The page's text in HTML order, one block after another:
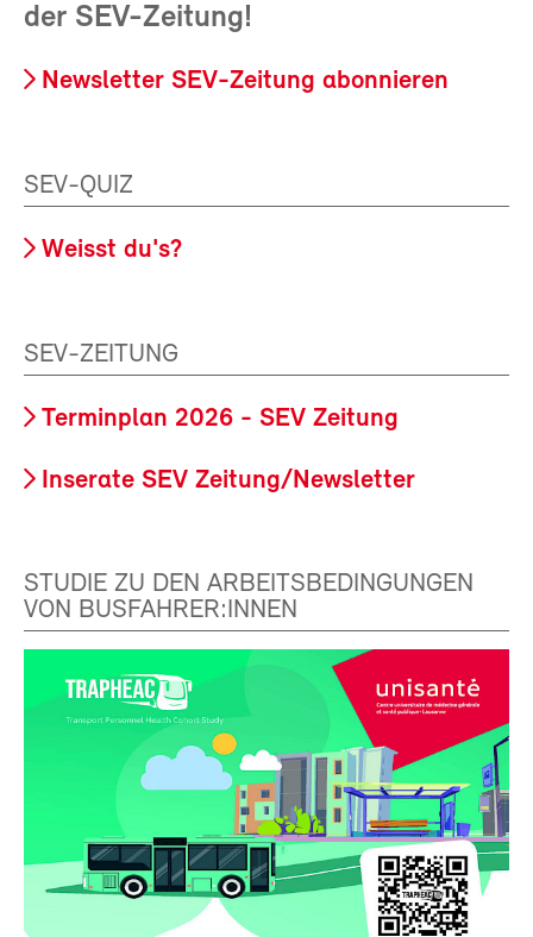
der SEV-Zeitung!
Newsletter SEV-Zeitung abonnieren
SEV-QUIZ
Weisst du's?
SEV-ZEITUNG
Terminplan 2026 - SEV Zeitung
Inserate SEV Zeitung/Newsletter
STUDIE ZU DEN ARBEITSBEDINGUNGEN
VON BUSFAHRER:INNEN